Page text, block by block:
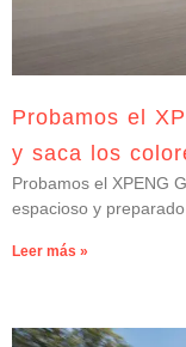
Probamos el
y saca los
Probamos el XPENG
espacioso y
Leer más »